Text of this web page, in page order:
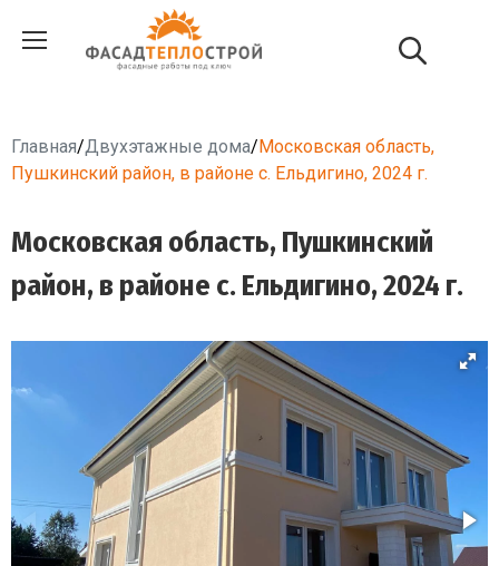
Главная/Двухэтажные дома/Московская область,
Пушкинский район, в районе с. Ельдигино, 2024 г.
Московская область, Пушкинский
район, в районе с. Ельдигино, 2024 г.